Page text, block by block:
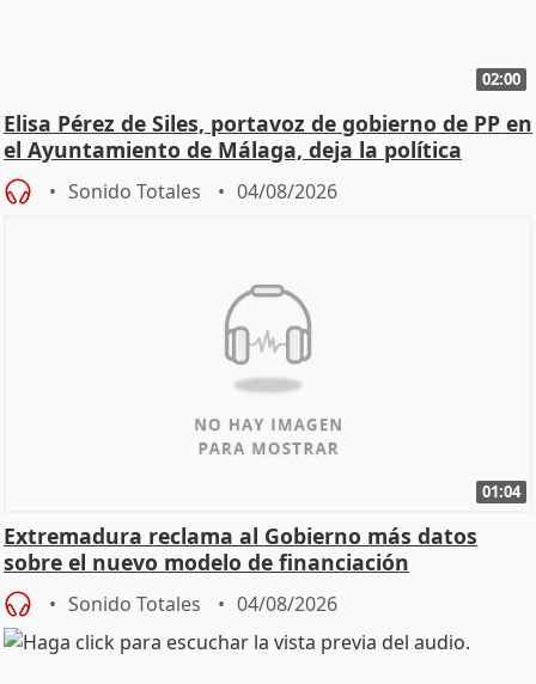
02:00
Elisa Pérez de Siles, portavoz de gobierno de PP en
el Ayuntamiento de Málaga, deja la política
Sonido Totales 04/08/2026
01:04
Extremadura reclama al Gobierno más datos
sobre el nuevo modelo de financiación
Sonido Totales 04/08/2026